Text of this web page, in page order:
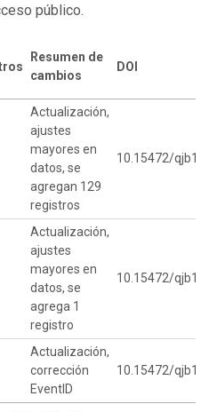
público.
Resumen de
cambios
DOI
Actualización,
ajustes
mayores en
datos, se
agregan 129
registros
10.15472/qjb14z
Actualización,
ajustes
mayores en
datos, se
agrega 1
registro
10.15472/qjb14z
Actualización,
corrección
EventID
10.15472/qjb14z